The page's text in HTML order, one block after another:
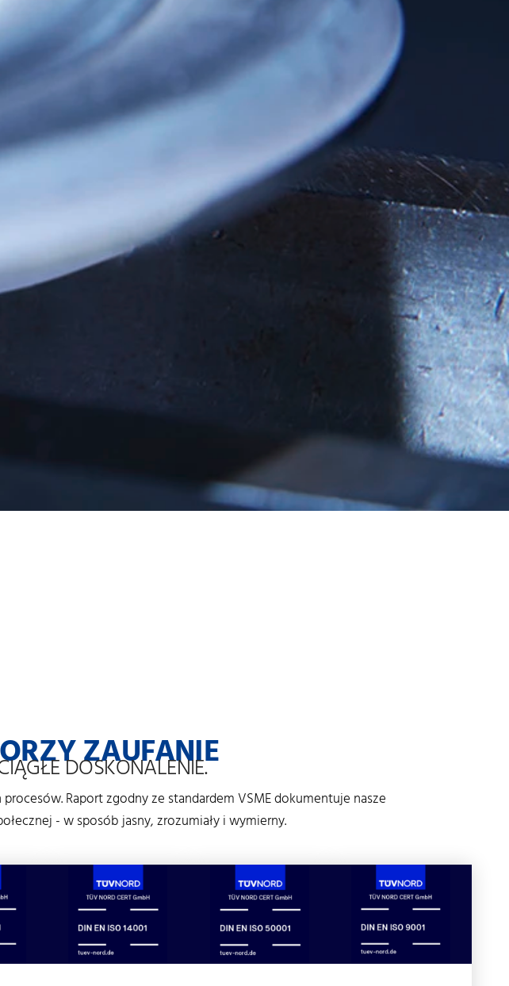
ZAUFANIE
DOSKONALENIE.
Raport zgodny ze standardem VSME dokumentuje nasze
- w sposób jasny, zrozumiały i wymierny.